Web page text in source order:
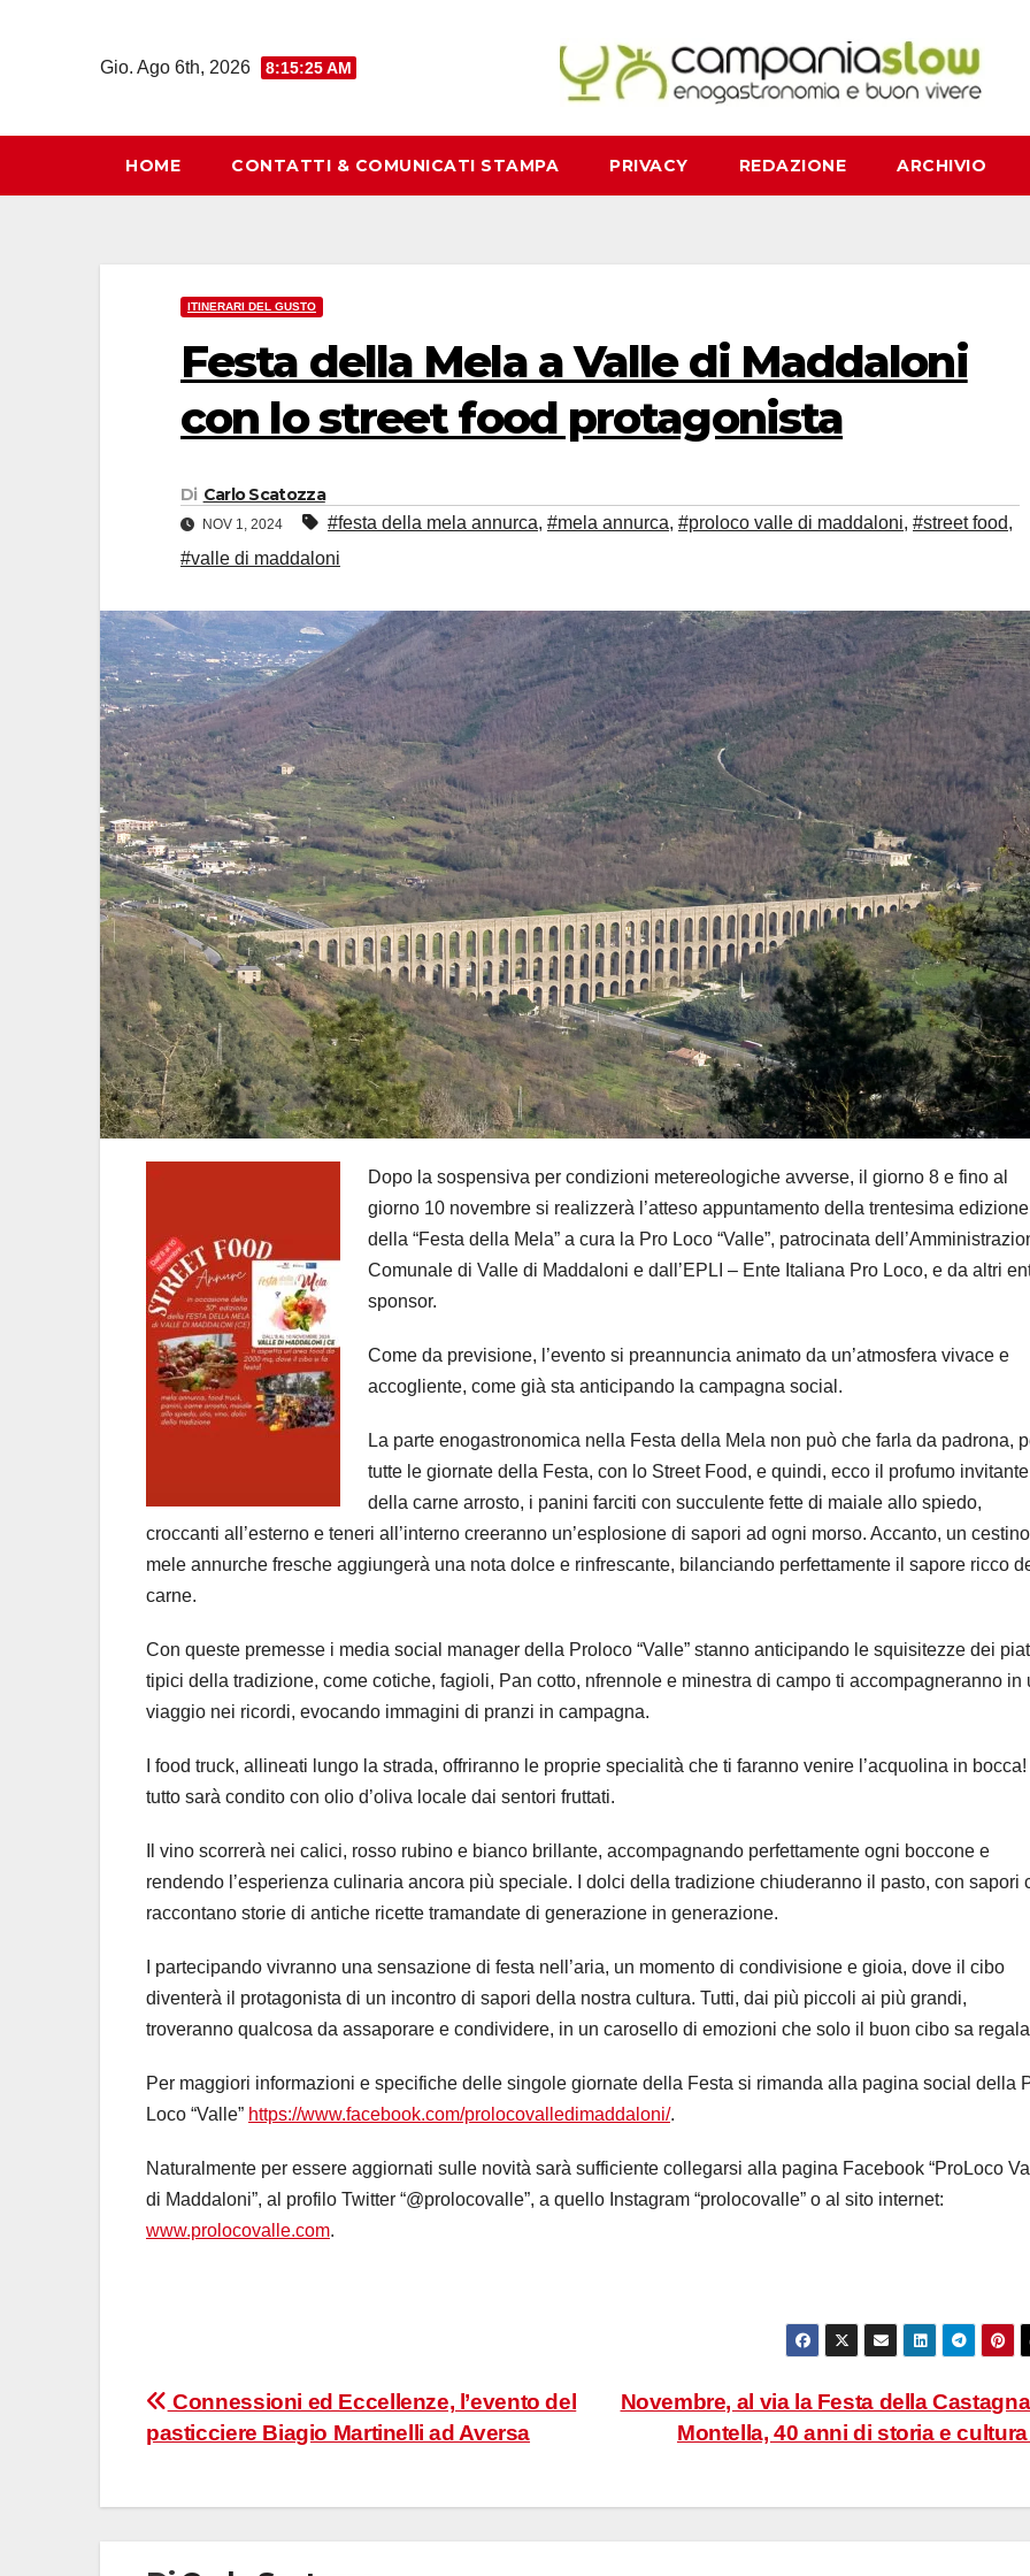
Gio. Ago 6th, 2026 8:15:26 AM
HOME CONTATTI & COMUNICATI STAMPA PRIVACY REDAZIONE ARCHIVIO
ITINERARI DEL GUSTO
Festa della Mela a Valle di Maddaloni
con lo street food protagonista
Di Carlo Scatozza
NOV 1, 2024 #festa della mela annurca, #mela annurca, #proloco valle di maddaloni, #street food,
#valle di maddaloni
Dopo la sospensiva per condizioni metereologiche avverse, il giorno 8 e fino al
giorno 10 novembre si realizzerà l’atteso appuntamento della trentesima edizione
della “Festa della Mela” a cura la Pro Loco “Valle”, patrocinata
Comunale di Valle di Maddaloni e dall’EPLI – Ente Italiana Pro Loco, e da altri
sponsor.
Come da previsione, l’evento si preannuncia animato da un’atmosfera vivace e
accogliente, come già sta anticipando la campagna social.
La parte enogastronomica nella Festa della Mela non può che farla da padrona,
tutte le giornate della Festa, con lo Street Food, e quindi, ecco il profumo invitante
della carne arrosto, i panini farciti con succulente fette di maiale allo spiedo,
croccanti all’esterno e teneri all’interno creeranno un’esplosione di sapori ad ogni morso. Accanto, un
mele annurche fresche aggiungerà una nota dolce e rinfrescante, bilanciando perfettamente il sapore ricco
carne.
Con queste premesse i media social manager della Proloco “Valle” stanno anticipando le squisitezze dei
tipici della tradizione, come cotiche, fagioli, Pan cotto, nfrennole e minestra di campo ti accompagneranno in
viaggio nei ricordi, evocando immagini di pranzi in campagna.
I food truck, allineati lungo la strada, offriranno le proprie specialità che ti faranno venire l’acquolina in bocca! Il
tutto sarà condito con olio d’oliva locale dai sentori fruttati.
Il vino scorrerà nei calici, rosso rubino e bianco brillante, accompagnando perfettamente ogni boccone e
rendendo l’esperienza culinaria ancora più speciale. I dolci della tradizione chiuderanno il pasto, con sapori
raccontano storie di antiche ricette tramandate di generazione in generazione.
I partecipando vivranno una sensazione di festa nell’aria, un momento di condivisione e gioia, dove il cibo
diventerà il protagonista di un incontro di sapori della nostra cultura. Tutti, dai più piccoli ai più grandi,
troveranno qualcosa da assaporare e condividere, in un carosello di emozioni che solo il buon cibo sa
Per maggiori informazioni e specifiche delle singole giornate della Festa si rimanda alla pagina social della
Loco “Valle” https://www.facebook.com/prolocovalledimaddaloni/.
Naturalmente per essere aggiornati sulle novità sarà sufficiente collegarsi alla pagina Facebook “ProLoco
di Maddaloni”, al profilo Twitter “@prolocovalle”, a quello Instagram “prolocovalle” o al sito internet:
www.prolocovalle.com.
Navigazione
articoli
Novembre, al via la Festa della
Montella, 40 anni di storia e cultura
Connessioni ed Eccellenze, l’evento del
pasticciere Biagio Martinelli ad Aversa